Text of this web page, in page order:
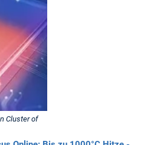
Cluster of